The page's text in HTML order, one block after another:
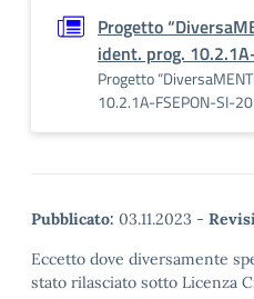
Progetto
ident. prog.
Progetto
10.2.1A-FSEPON-SI-
Pubblicato: 03.11.2023 -
Eccetto dove diversamente
stato rilasciato sotto Licenza